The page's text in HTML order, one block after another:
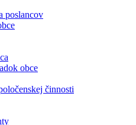
poslancov
obce
činnosti